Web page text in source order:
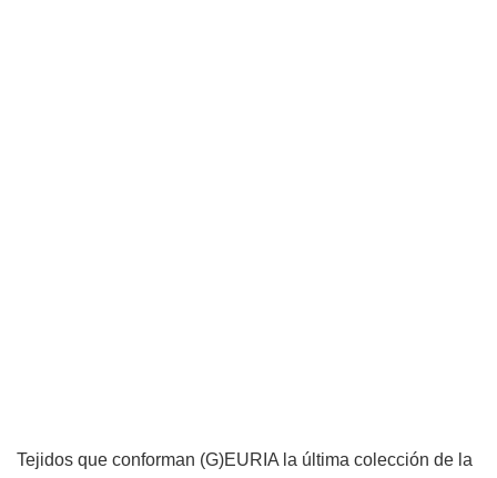
Tejidos que conforman (G)EURIA la última colección de la